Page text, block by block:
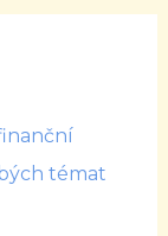
témat